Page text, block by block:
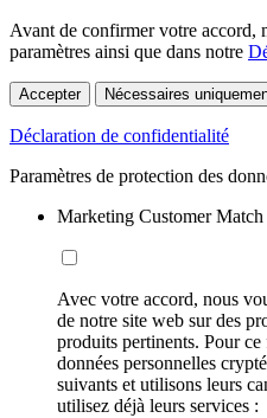
Avant de confirmer votre accord,
paramètres ainsi que dans notre
Accepter Nécessaires
Déclaration de confidentialité
Paramètres de protection des
Marketing Customer Match
Avec votre accord, nous
de notre site web sur des
produits pertinents. Pour
données personnelles
suivants et utilisons leurs
utilisez déjà leurs services :